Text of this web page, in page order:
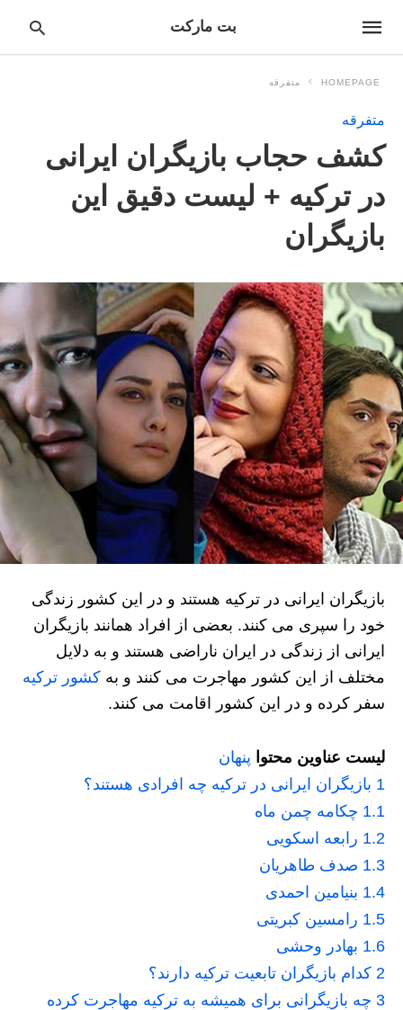
بت مارکت
HOMEPAGE متفرقه
متفرقه
کشف حجاب بازیگران ایرانی
در ترکیه + لیست دقیق این
بازیگران
بازیگران ایرانی در ترکیه هستند و در این کشور زندگی
خود را سپری می کنند. بعضی از افراد همانند بازیگران
ایرانی از زندگی در ایران ناراضی هستند و به دلایل
مختلف از این کشور مهاجرت می کنند و به کشور ترکیه
سفر کرده و در این کشور اقامت می کنند.
لیست عناوین محتوا پنهان
1 بازیگران ایرانی در ترکیه چه افرادی هستند؟
1.1 چکامه چمن ماه
1.2 رابعه اسکویی
1.3 صدف طاهریان
1.4 بنیامین احمدی
1.5 رامسین کبریتی
1.6 بهادر وحشی
2 کدام بازیگران تابعیت ترکیه دارند؟
3 چه بازیگرانی برای همیشه به ترکیه مهاجرت کرده